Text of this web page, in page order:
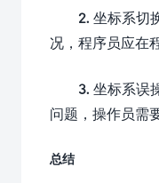
2. 坐标系切
况，程序员应在
3. 坐标系误
问题，操作员需
总结